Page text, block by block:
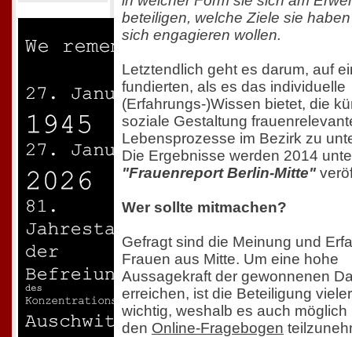
beteiligen, welche Ziele sie
sich engagieren wollen.
Letztendlich geht es darum, auf
fundierten, als es das individuelle
(Erfahrungs-)Wissen bietet, die
soziale Gestaltung
Lebensprozesse im Bezirk zu
Die Ergebnisse werden 2014
"Frauenreport Berlin-Mitte"
Wer sollte mitmachen?
Gefragt sind die Meinung und
Frauen aus Mitte. Um eine hohe
Aussagekraft der gewonnenen
erreichen, ist die Beteiligung
wichtig, weshalb es auch möglich
den Online-Fragebogen